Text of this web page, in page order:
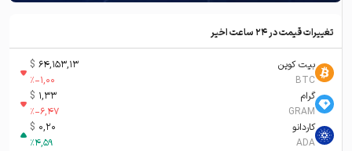
تغییرات قیمت در ۲۴ ساعت اخیر
بیت کوین
BTC
64,153,13
$
%-1,00
گرام
GRAM
1,33
$
%-6,47
کاردانو
ADA
0,20
$
%4,59